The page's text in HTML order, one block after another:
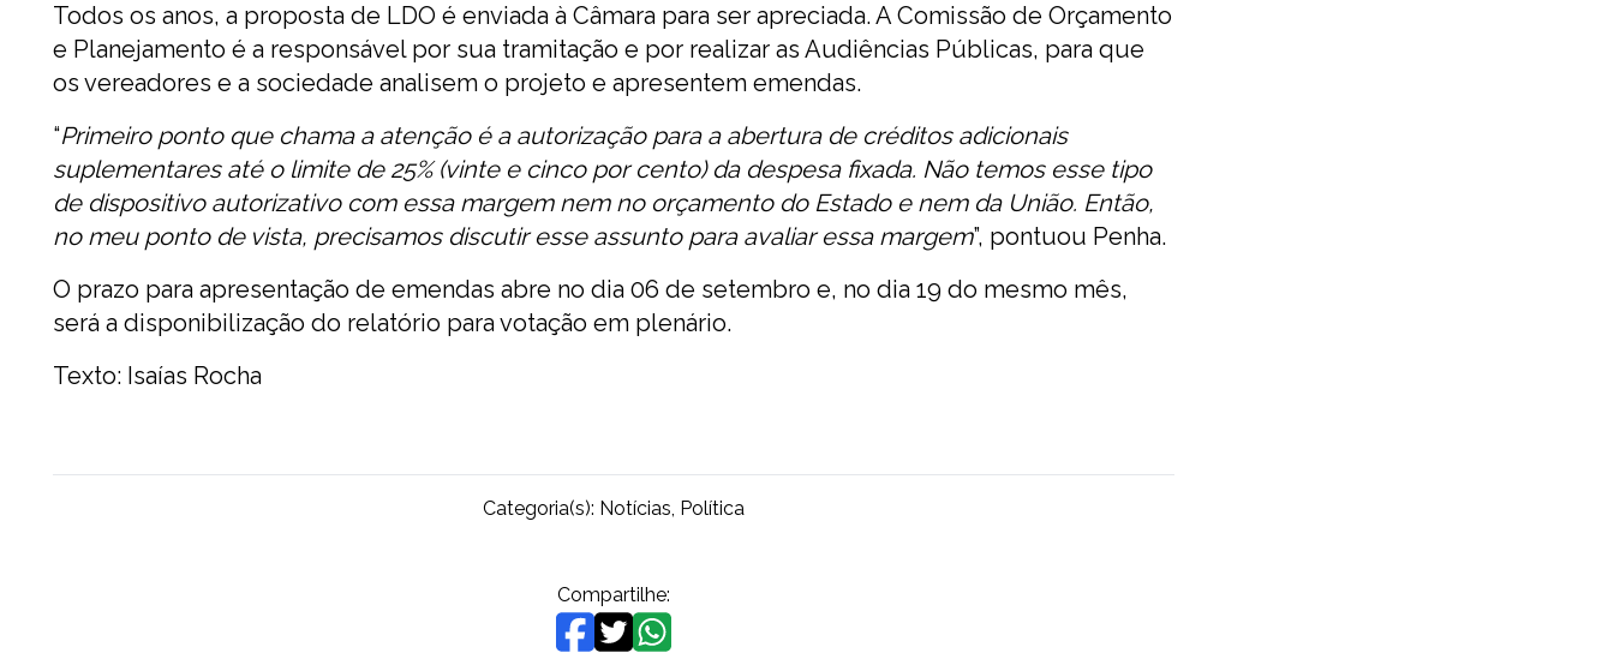
Todos os anos, a proposta de LDO é enviada à Câmara para ser apreciada. A Comissão de Orçamento
e Planejamento é a responsável por sua tramitação e por realizar as Audiências Públicas, para que
os vereadores e a sociedade analisem o projeto e apresentem emendas.
“Primeiro ponto que chama a atenção é a autorização para a abertura de créditos adicionais
suplementares até o limite de 25% (vinte e cinco por cento) da despesa fixada. Não temos esse tipo
de dispositivo autorizativo com essa margem nem no orçamento do Estado e nem da União. Então,
no meu ponto de vista, precisamos discutir esse assunto para avaliar essa margem”, pontuou Penha.
O prazo para apresentação de emendas abre no dia 06 de setembro e, no dia 19 do mesmo mês,
será a disponibilização do relatório para votação em plenário.
Texto: Isaías Rocha
Categoria(s): Notícias, Política
Compartilhe: